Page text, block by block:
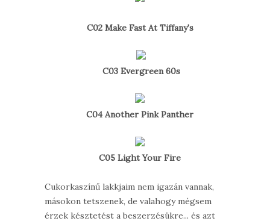
C02 Make Fast At Tiffany's
C03 Evergreen 60s
C04 Another Pink Panther
C05 Light Your Fire
Cukorkaszínű lakkjaim nem igazán vannak,
másokon tetszenek, de valahogy mégsem
érzek késztetést a beszerzésükre... és azt